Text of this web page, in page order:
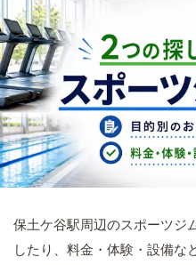
保土ケ谷駅周辺のスポーツジ
したり、料金・体験・設備な